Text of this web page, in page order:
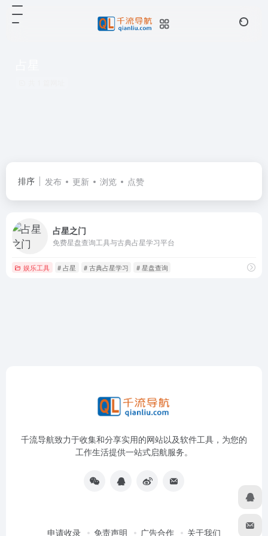
排序 发布 更新 浏览 点赞
占星之门
免费星盘查询工具与古典占星学习平台
娱乐工具 # 占星 # 古典占星学习 # 星盘查询
千流导航致力于收集和分享实用的网站以及软件工具，为您的
工作生活提供一站式启航服务。
申请收录 免责声明 广告合作 关于我们